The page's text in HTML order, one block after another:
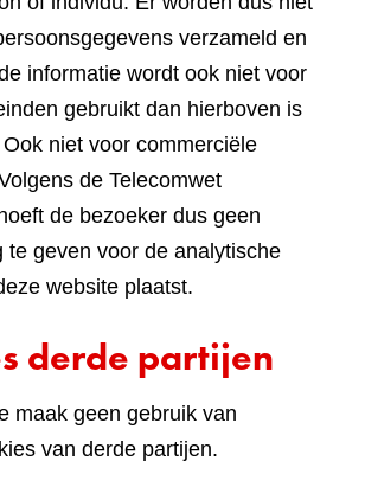
verzameld en
informatie wordt ook niet voor
gebruikt dan hierboven is
niet voor commerciële
de Telecomwet
de bezoeker dus geen
te geven voor de analytische
website plaatst.
derde partijen
maak geen gebruik van
van derde partijen.